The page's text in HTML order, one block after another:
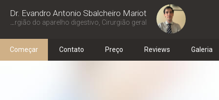
Dr. Evandro Antonio Sbalcheiro Mariot
Começar Contato Preço Reviews Galeria